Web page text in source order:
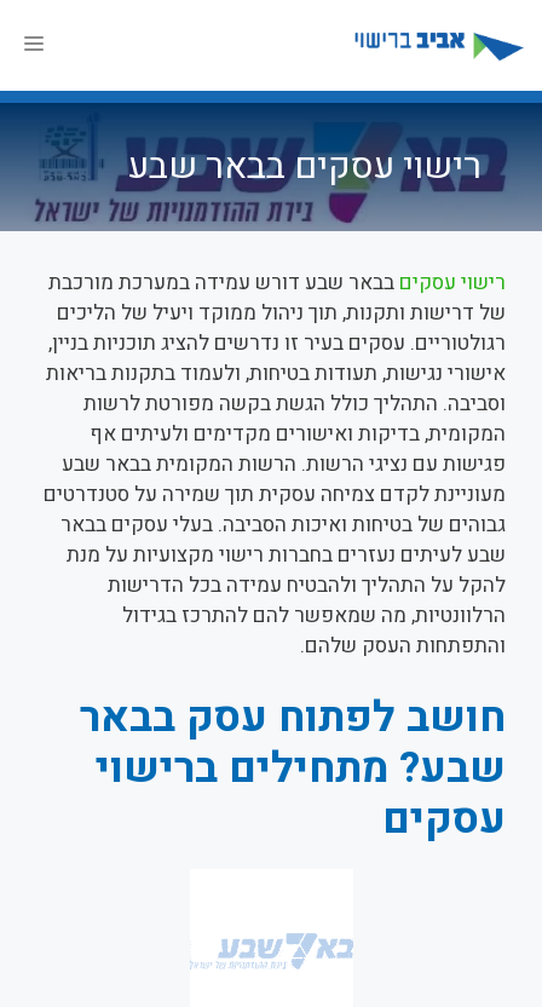
לתוכן
רישוי עסקים בבאר שבע
רישוי עסקים בבאר שבע דורש עמידה במערכת מורכבת
של דרישות ותקנות, תוך ניהול ממוקד ויעיל של הליכים
רגולטוריים. עסקים בעיר זו נדרשים להציג תוכניות בניין,
אישורי נגישות, תעודות בטיחות, ולעמוד בתקנות בריאות
וסביבה. התהליך כולל הגשת בקשה מפורטת לרשות
המקומית, בדיקות ואישורים מקדימים ולעיתים אף
פגישות עם נציגי הרשות. הרשות המקומית בבאר שבע
מעוניינת לקדם צמיחה עסקית תוך שמירה על סטנדרטים
גבוהים של בטיחות ואיכות הסביבה. בעלי עסקים בבאר
שבע לעיתים נעזרים בחברות רישוי מקצועיות על מנת
להקל על התהליך ולהבטיח עמידה בכל הדרישות
הרלוונטיות, מה שמאפשר להם להתרכז בגידול
והתפתחות העסק שלהם.
חושב לפתוח עסק בבאר
שבע? מתחילים ברישוי
עסקים